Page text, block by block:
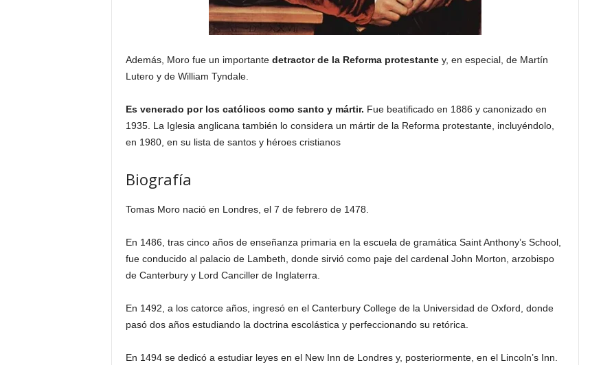
Además, Moro fue un importante detractor de la Reforma protestantey, en especial, de Martín
Lutero y de William Tyndale.
Es venerado por los católicos como santo y mártir. Fue beatificado en 1886 y canonizado en
1935. La Iglesia anglicana también lo considera un mártir de la Reforma protestante, incluyéndolo,
en 1980, en su lista de santos y héroes cristianos
Biografía
Tomas Moro nació en Londres, el 7 de febrero de 1478.
En 1486, tras cinco años de enseñanza primaria en la escuela de gramática Saint Anthony’s School,
fue conducido al palacio de Lambeth, donde sirvió como paje del cardenal John Morton, arzobispo
de Canterbury y Lord Canciller de Inglaterra.
En 1492, a los catorce años, ingresó en el Canterbury College de la Universidad de Oxford, donde
pasó dos años estudiando la doctrina escolástica y perfeccionando su retórica.
En 1494 se dedicó a estudiar leyes en el New Inn de Londres y, posteriormente, en el Lincoln’s Inn.